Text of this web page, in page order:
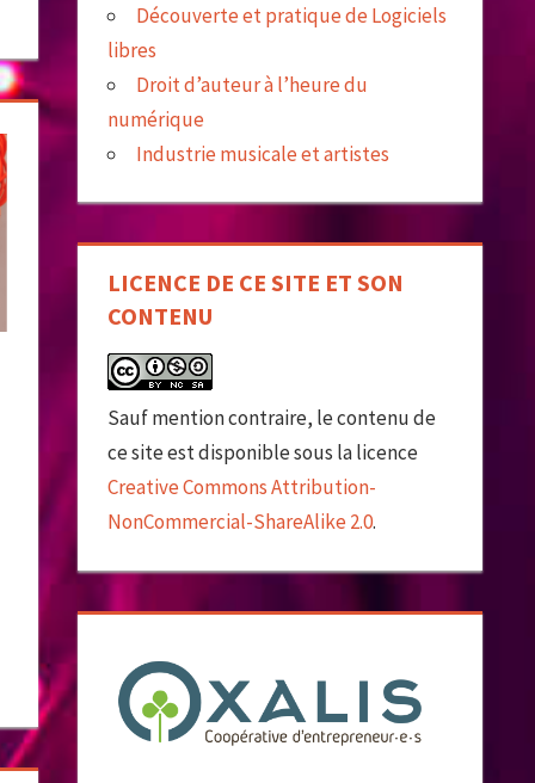
Découverte et pratique de Logiciels
libres
Droit d’auteur à l’heure du
numérique
Industrie musicale et artistes
LICENCE DE CE SITE ET SON
CONTENU
Sauf mention contraire, le contenu de
ce site est disponible sous la licence
Creative Commons Attribution-
NonCommercial-ShareAlike 2.0.